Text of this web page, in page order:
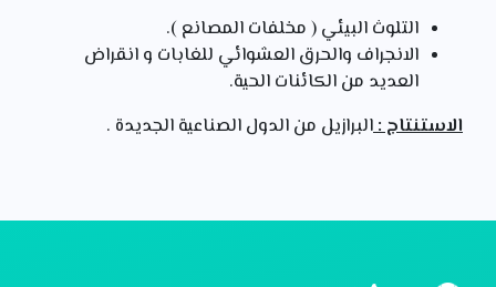
التلوث البيئي ( مخلفات المصانع ).
الانجراف والحرق العشوائي للغابات و انقراض
العديد من الكائنات الحية.
الاستنتاج :البرازيل من الدول الصناعية الجديدة .